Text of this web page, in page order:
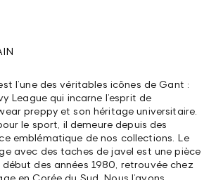
l’une des véritables icônes de Gant :
League qui incarne l’esprit de
preppy et son héritage universitaire.
le sport, il demeure depuis des
emblématique de nos collections. Le
avec des taches de javel est une pièce
début des années 1980, retrouvée chez
en Corée du Sud. Nous l’avons